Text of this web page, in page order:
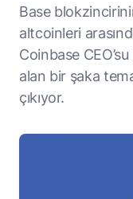
Base
altcoinleri
Coinbase
alan bir şaka
çıkıyor.